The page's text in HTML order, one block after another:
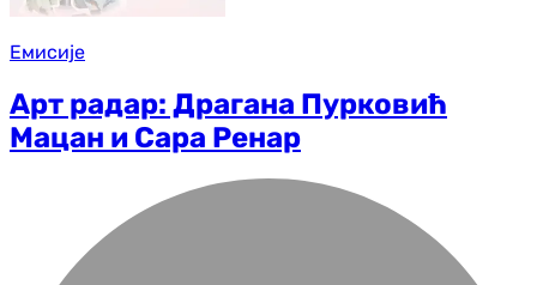
Емисије
Арт радар: Драгана Пурковић
Мацан и Сара Ренар